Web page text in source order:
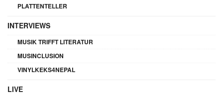
PLATTENTELLER
INTERVIEWS
MUSIK TRIFFT LITERATUR
MUSINCLUSION
VINYLKEKS4NEPAL
LIVE